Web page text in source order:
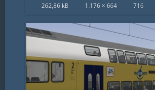
262,86 kB 1.176 × 664 716